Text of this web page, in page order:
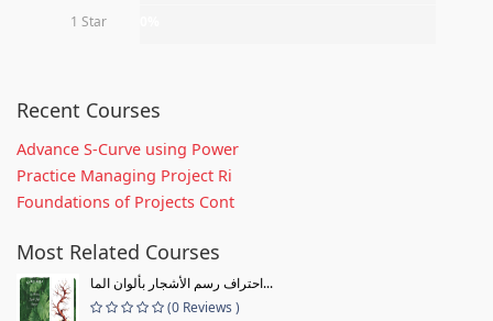
1 Star
Recent Courses
Advance S-Curve using Power
Practice Managing Project Ri
Foundations of Projects Cont
Most Related Courses
احتراف رسم الأشجار بألوان الما...
(0 Reviews )